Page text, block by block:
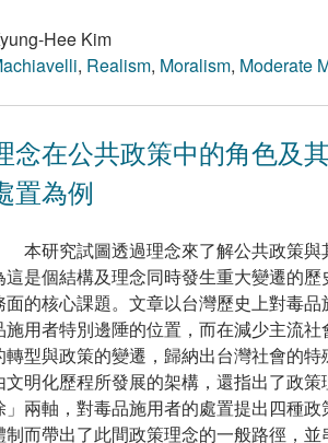
Hee Kim
, Realism, Moralism, Moderate
念在公共政策中的角色及
置為例
本研究試圖透過理念來了解公共政策
這是個結構及理念同時發生重大變遷的
面的核心課題。文章以台灣歷史上對毒
施用者特別邊陲的位置，而在減少主流
轉型與政策的變遷，歸納出台灣社會的
文明化歷程所發展的架構，還指出了政
」兩軸，對毒品施用者的處置提出四種
制而帶出了此間政策理念的一般路徑，